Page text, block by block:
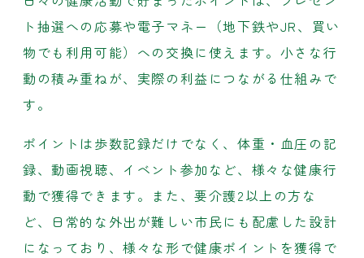
ト抽選への応募や電子マネー（地下鉄やJR、買い
物でも利用可能）への交換に使えます。小さな行
動の積み重ねが、実際の利益につながる仕組みで
す。
ポイントは歩数記録だけでなく、体重・血圧の記
録、動画視聴、イベント参加など、様々な健康行
動で獲得できます。また、要介護2以上の方な
ど、日常的な外出が難しい市民にも配慮した設計
になっており、様々な形で健康ポイントを獲得で